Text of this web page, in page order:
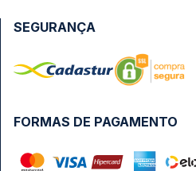
FORMAS DE PAGAMENTO
SEGURANÇA